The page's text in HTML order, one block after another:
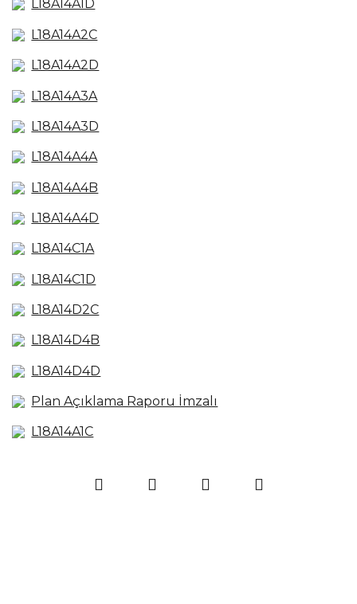
L18A14A1D
L18A14A2C
L18A14A2D
L18A14A3A
L18A14A3D
L18A14A4A
L18A14A4B
L18A14A4D
L18A14C1A
L18A14C1D
L18A14D2C
L18A14D4B
L18A14D4D
Plan Açıklama Raporu İmzalı
L18A14A1C